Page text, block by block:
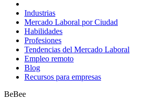
Industrias
Mercado Laboral por Ciudad
Habilidades
Profesiones
Tendencias del Mercado Laboral
Empleo remoto
Blog
Recursos para empresas
BeBee